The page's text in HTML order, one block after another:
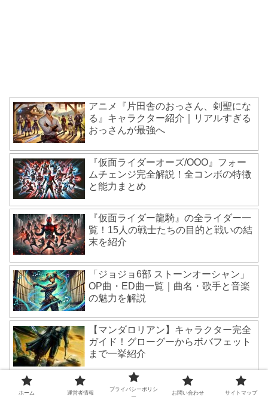
アニメ『片田舎のおっさん、剣聖にな
る』キャラクター紹介｜リアルすぎる
おっさんが最強へ
『仮面ライダーオーズ/OOO』フォー
ムチェンジ完全解説！全コンボの特徴
と能力まとめ
『仮面ライダー龍騎』の全ライダー一
覧！15人の戦士たちの目的と戦いの結
末を紹介
「ジョジョ6部 ストーンオーシャン」
OP曲・ED曲一覧｜曲名・歌手と音楽
の魅力を解説
【マンダロリアン】キャラクター完全
ガイド！グローグーからボバフェット
まで一挙紹介
ホーム 運営者情報
プライバシーポリシ
ー
お問い合わせ サイトマップ